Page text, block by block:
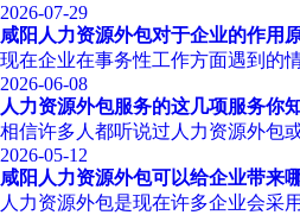
2026-07-29
咸阳人力资源外包对于企业的作用
现在企业在事务性工作方面遇到的
2026-06-08
人力资源外包服务的这几项服务你
相信许多人都听说过人力资源外包
2026-05-12
咸阳人力资源外包可以给企业带来
人力资源外包是现在许多企业会采